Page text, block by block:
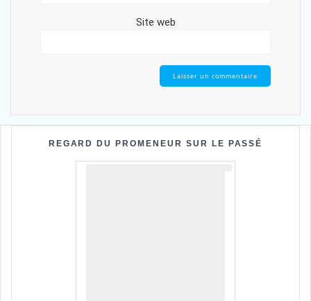
Site web
REGARD DU PROMENEUR SUR LE PASSÉ